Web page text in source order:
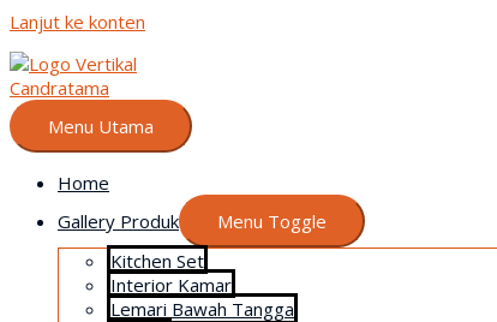
Lanjut ke konten
Menu Utama
Home
Gallery Produk
Menu Toggle
Kitchen Set
Interior Kamar
Lemari Bawah Tangga